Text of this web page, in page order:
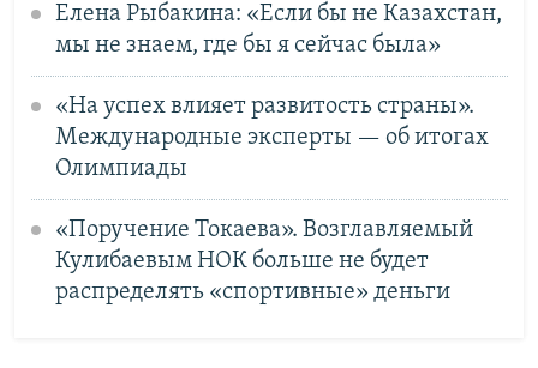
Елена Рыбакина: «Если бы не Казахстан,
мы не знаем, где бы я сейчас была»
«На успех влияет развитость страны».
Международные эксперты — об итогах
Олимпиады
«Поручение Токаева». Возглавляемый
Кулибаевым НОК больше не будет
распределять «спортивные» деньги